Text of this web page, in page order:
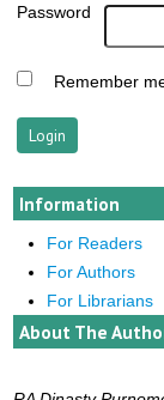
Password
Remember
Information
For Readers
For Authors
For Librarians
About The